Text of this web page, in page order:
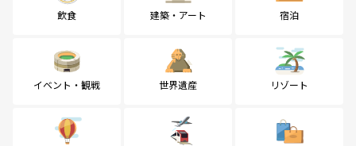
飲食 建築・アート 宿泊
イベント・観戦 世界遺産 リゾート